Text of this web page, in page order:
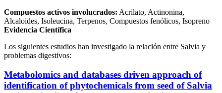
Compuestos activos involucrados: Acrilato, Actinonina,
Alcaloides, Isoleucina, Terpenos, Compuestos fenólicos, Isopreno
Evidencia Científica
Los siguientes estudios han investigado la relación entre Salvia y
problemas digestivos:
Metabolomics and databases driven approach of
identification of phytochemicals from seed of Salvia